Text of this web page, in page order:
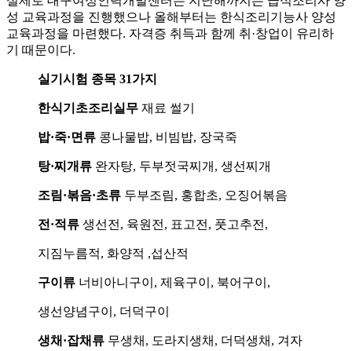
성 교육과정을 진행했으나 올해부터는 한식조리기능사 양성
교육과정을 마련했다. 자격증 취득과 함께 취·창업이 유리하
기 때문이다.
실기시험 종목 31가지
한식기초조리실무 재료 썰기
밥·죽·면류 콩나물밥, 비빔밥, 장국죽
탕·찌개류 완자탕, 두부젓국찌개, 생선찌개
조림·볶음·초류 두부조림, 홍합초, 오징어볶음
전·적류 생선전, 육원전, 표고전, 풋고추전,
지짐누름적, 화양적 ,섭산적
구이류 너비아니구이, 제육구이, 북어구이,
생선양념구이, 더덕구이
생채·잡채류 무생채, 도라지생채, 더덕생채, 겨자